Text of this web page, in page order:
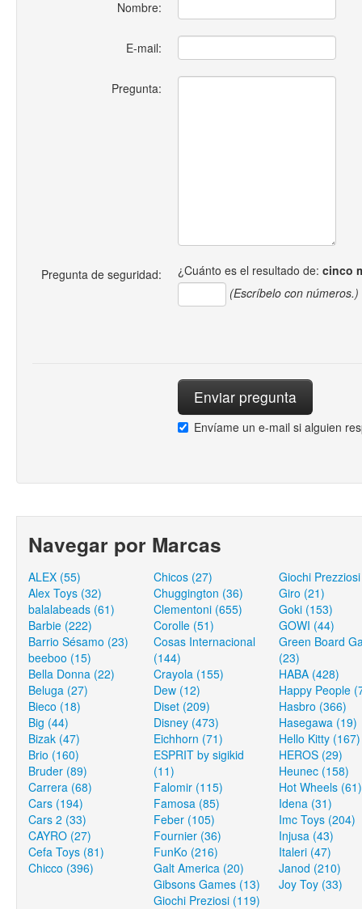
Nombre:
E-mail:
Pregunta:
Pregunta de seguridad: ¿Cuánto es el resultado de: cinco
(Escríbelo con números.)
Envíame un e-mail si alguien
Navegar por Marcas
ALEX (55)
Alex Toys (32)
balalabeads (61)
Barbie (222)
Barrio Sésamo (23)
beeboo (15)
Bella Donna (22)
Beluga (27)
Bieco (18)
Big (44)
Bizak (47)
Brio (160)
Bruder (89)
Carrera (68)
Cars (194)
Cars 2 (33)
CAYRO (27)
Cefa Toys (81)
Chicco (396)
Chicos (27)
Chuggington (36)
Clementoni (655)
Corolle (51)
Cosas Internacional
(144)
Crayola (155)
Dew (12)
Diset (209)
Disney (473)
Eichhorn (71)
ESPRIT by sigikid
(11)
Falomir (115)
Famosa (85)
Feber (105)
Fournier (36)
FunKo (216)
Galt America (20)
Gibsons Games (13)
Giochi Preziosi (119)
Giochi
Giro (21)
Goki (153)
GOWI (44)
Green Board
(23)
HABA (428)
Happy People
Hasbro (366)
Hasegawa (19)
Hello Kitty (167)
HEROS (29)
Heunec (158)
Hot Wheels (61)
Idena (31)
Imc Toys (204)
Injusa (43)
Italeri (47)
Janod (210)
Joy Toy (33)